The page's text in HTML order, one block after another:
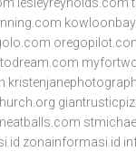
lesleyreynolds.com
zonainformasi.id